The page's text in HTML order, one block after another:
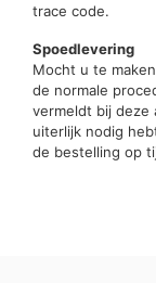
trace code.
Spoedlevering
Mocht u te
de normale
vermeldt bij deze
uiterlijk nodig
de bestelling op